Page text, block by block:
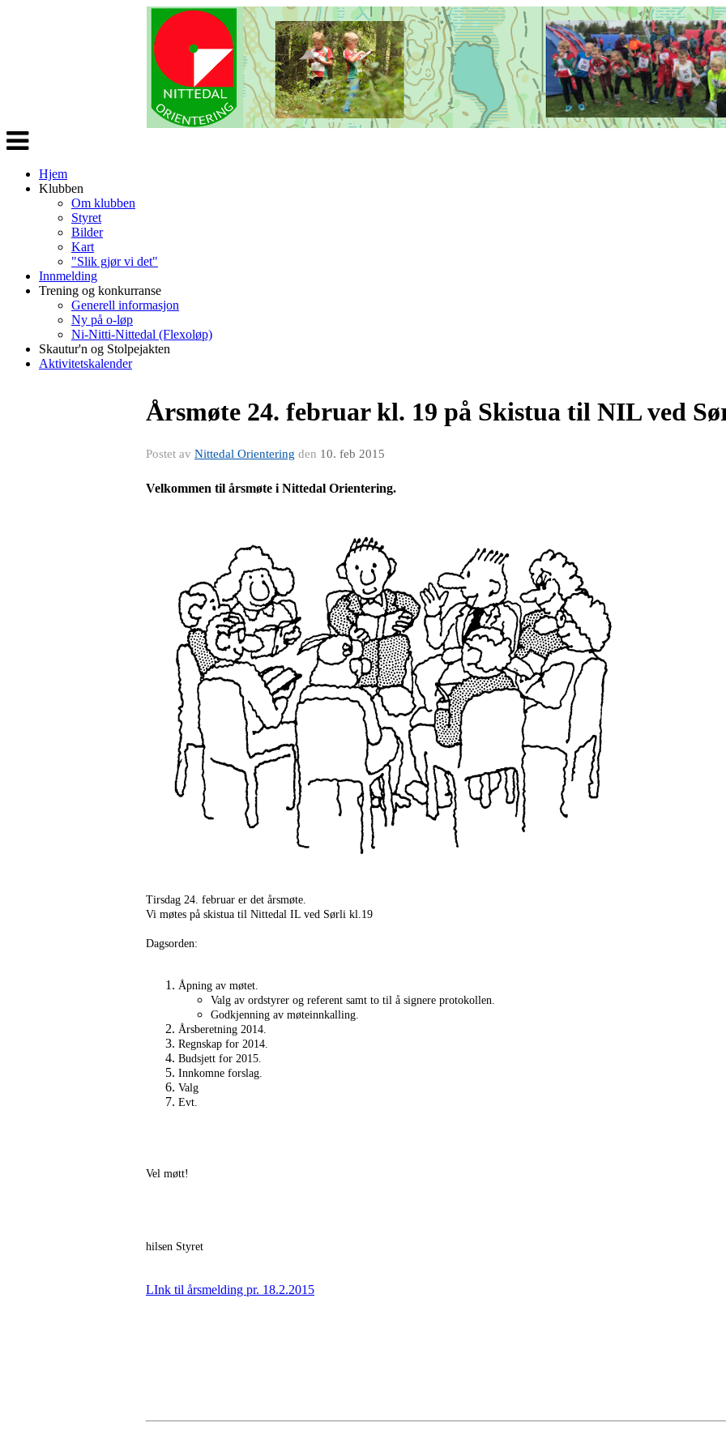
Veksle
navigasjon
Hjem
Klubben
Om klubben
Styret
Bilder
Kart
"Slik gjør vi det"
Innmelding
Trening og konkurranse
Generell informasjon
Ny på o-løp
Ni-Nitti-Nittedal (Flexoløp)
Skautur'n og Stolpejakten
Aktivitetskalender
Årsmøte 24. februar kl. 19 på Skistua til NIL ved
Postet av Nittedal Orientering den 10. feb 2015
Velkommen til årsmøte i Nittedal Orientering.
Tirsdag 24. februar er det årsmøte.
Vi møtes på skistua til Nittedal IL ved Sørli kl.19
Dagsorden:
Åpning av møtet.
Valg av ordstyrer og referent samt to til å signere protokollen.
Godkjenning av møteinnkalling.
Årsberetning 2014.
Regnskap for 2014.
Budsjett for 2015.
Innkomne forslag.
Valg
Evt.
Vel møtt!
hilsen Styret
LInk til årsmelding pr. 18.2.2015